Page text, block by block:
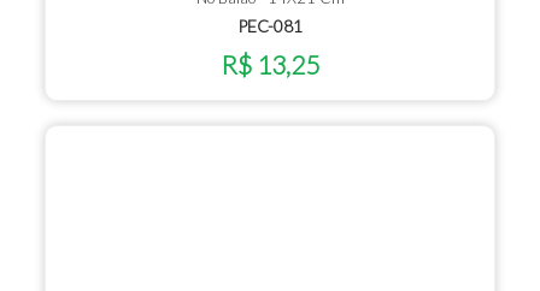
PEC-081
R$ 13,25